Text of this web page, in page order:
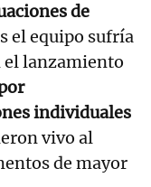
de
el equipo sufría
lanzamiento
individuales
vivo al
de mayor